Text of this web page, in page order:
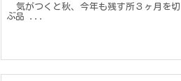
気がつくと秋、今年も残す所３ヶ月を
ぶ品 ...